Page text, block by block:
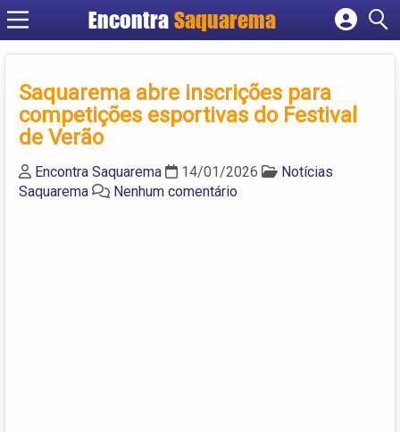
Encontra Saquarema
Cadastrar empresa
Criar conta
Saquarema abre inscrições para
competições esportivas do Festival
de Verão
Encontra Saquarema 14/01/2026
Notícias
Saquarema
Nenhum comentário